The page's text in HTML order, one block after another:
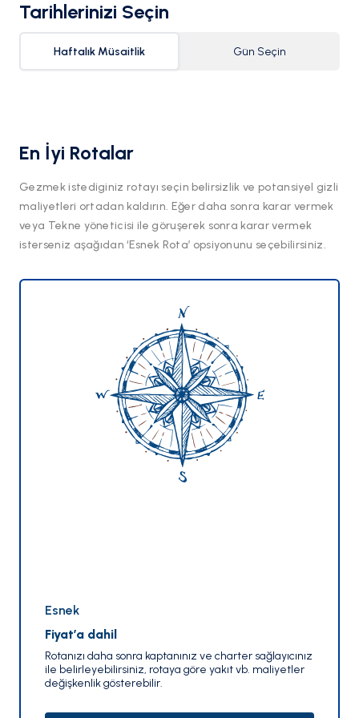
Tarihlerinizi Seçin
Haftalık Müsaitlik Gün Seçin
En İyi Rotalar
Gezmek istediginiz rotayı seçin belirsizlik ve potansiyel gizli
maliyetleri ortadan kaldırın. Eğer daha sonra karar vermek
veya Tekne yöneticisi ile göruşerek sonra karar vermek
isterseniz aşağıdan ‘Esnek Rota’ opsiyonunu seçebilirsiniz.
Esnek
Fiyat’a dahil
Rotanızı daha sonra kaptanınız ve charter sağlayıcınız
ile belirleyebilirsiniz, rotaya göre yakıt vb. maliyetler
değişkenlik gösterebilir.